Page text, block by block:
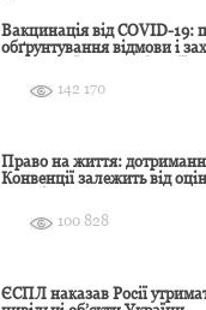
Вакцинація від COVID-19:
обґрунтування відмови і
142 170
Право на життя:
Конвенції залежить від
100 828
ЄСПЛ наказав Росії